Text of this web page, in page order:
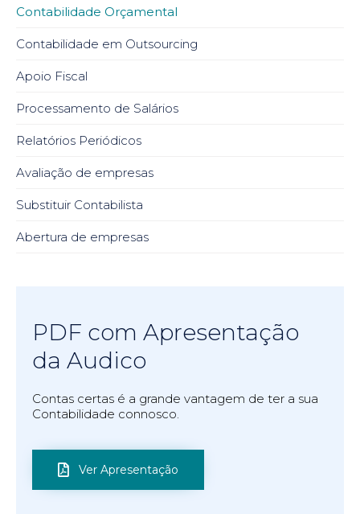
Contabilidade Orçamental
Contabilidade em Outsourcing
Apoio Fiscal
Processamento de Salários
Relatórios Periódicos
Avaliação de empresas
Substituir Contabilista
Abertura de empresas
PDF com Apresentação
da Audico
Contas certas é a grande vantagem de ter a sua
Contabilidade connosco.
Ver Apresentação